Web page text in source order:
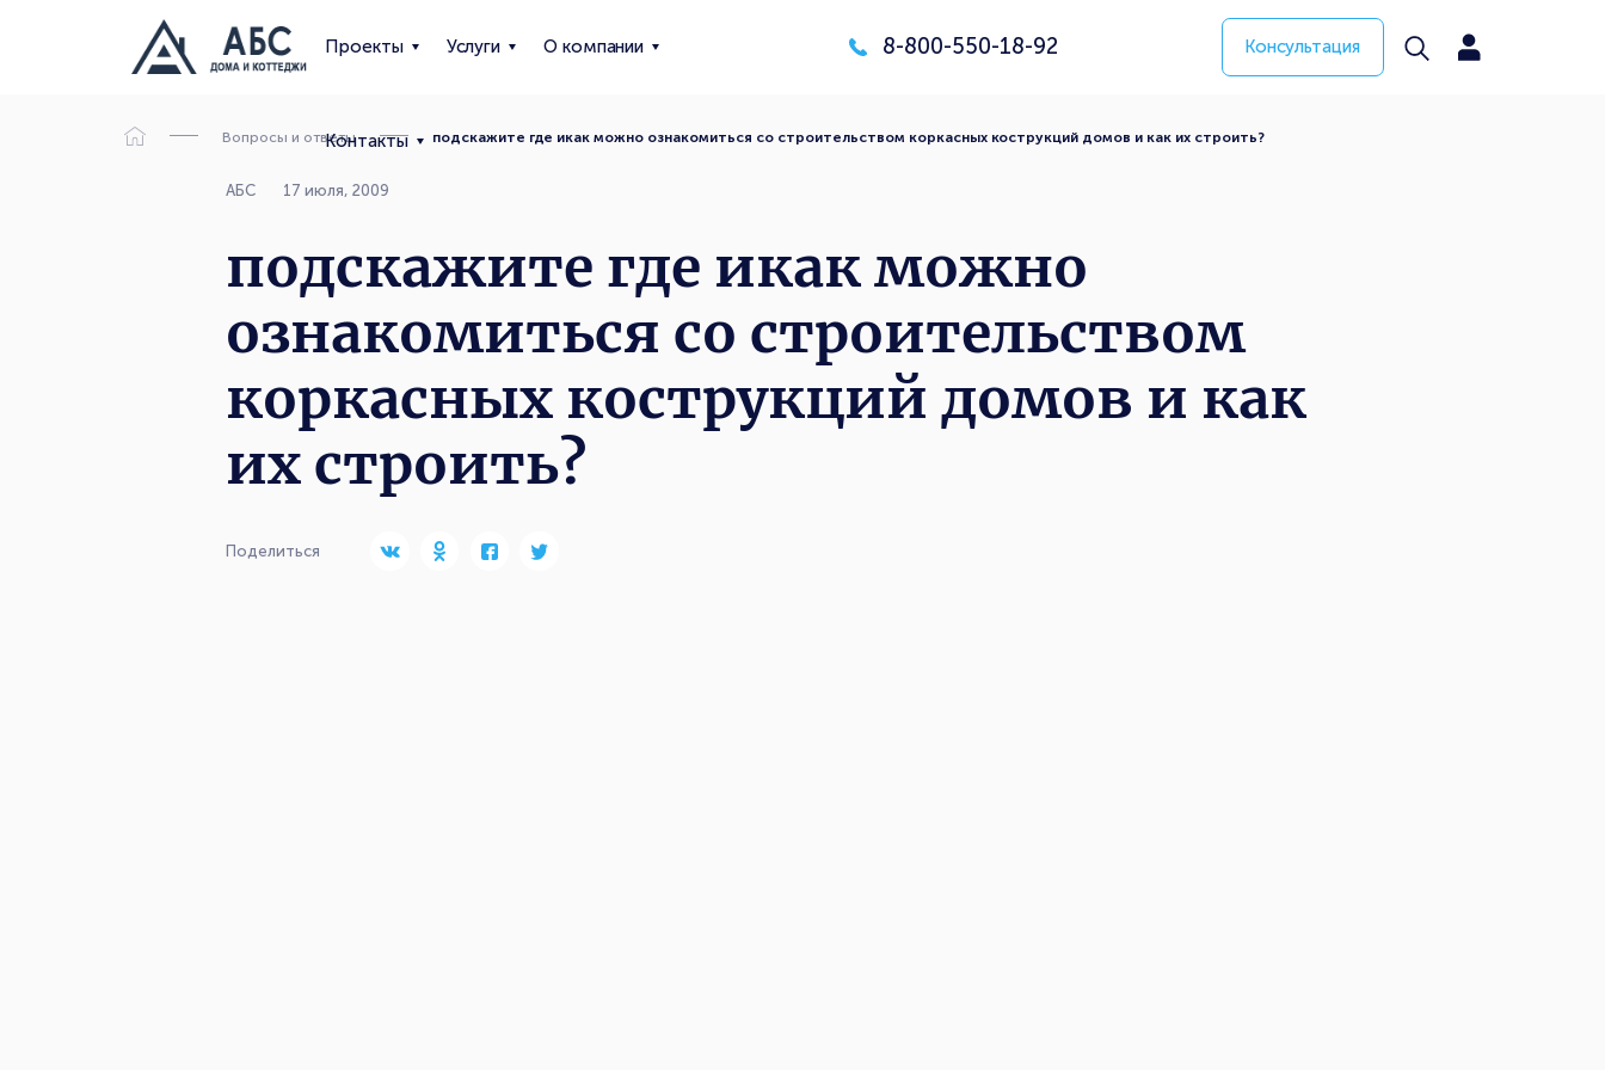
Проекты Услуги О компании
Контакты
8-800-550-18-92 Консультация
Вопросы и ответы подскажите где икак можно ознакомиться со строительством коркасных кострукций домов и как их строить?
АБС 17 июля, 2009
подскажите где икак можно
ознакомиться со строительством
коркасных кострукций домов и как
их строить?
Поделиться